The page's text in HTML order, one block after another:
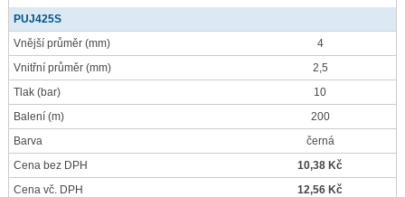
PUJ425S
Vnější průměr (mm)
4
Vnitřní průměr (mm)
2,5
Tlak (bar)
10
Balení (m)
200
Barva
černá
Cena bez DPH
10,38 Kč
Cena vč. DPH
12,56 Kč